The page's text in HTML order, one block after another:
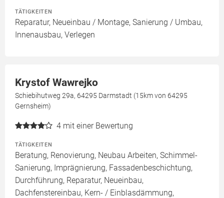
TÄTIGKEITEN
Reparatur, Neueinbau / Montage, Sanierung / Umbau,
Innenausbau, Verlegen
Krystof Wawrejko
Schiebihutweg 29a, 64295 Darmstadt (15km von 64295
Gernsheim)
4 mit einer Bewertung
TÄTIGKEITEN
Beratung, Renovierung, Neubau Arbeiten, Schimmel-
Sanierung, Imprägnierung, Fassadenbeschichtung,
Durchführung, Reparatur, Neueinbau,
Dachfenstereinbau, Kern- / Einblasdämmung,